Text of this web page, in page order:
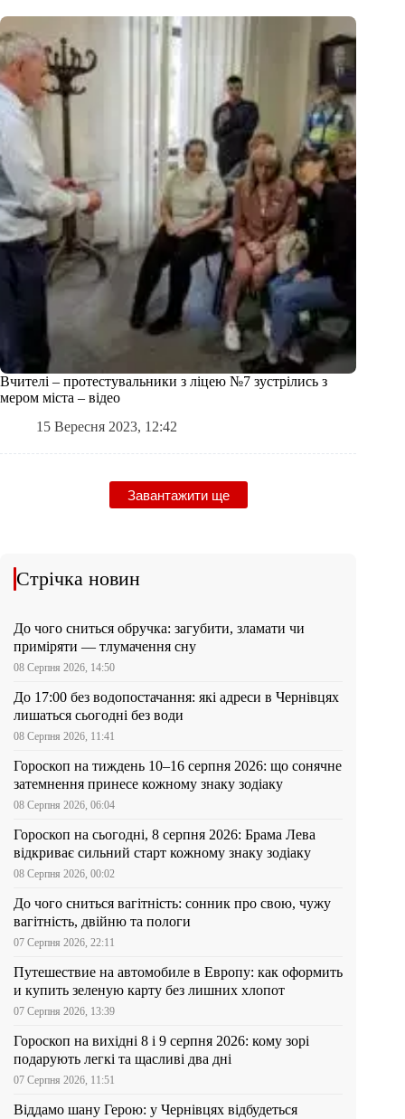
Вчителі – протестувальники з ліцею №7 зустрілись з
мером міста – відео
15 Вересня 2023, 12:42
Завантажити ще
Стрічка новин
До чого сниться обручка: загубити, зламати чи
приміряти — тлумачення сну
08 Серпня 2026, 14:50
До 17:00 без водопостачання: які адреси в Чернівцях
лишаться сьогодні без води
08 Серпня 2026, 11:41
Гороскоп на тиждень 10–16 серпня 2026: що сонячне
затемнення принесе кожному знаку зодіаку
08 Серпня 2026, 06:04
Гороскоп на сьогодні, 8 серпня 2026: Брама Лева
відкриває сильний старт кожному знаку зодіаку
08 Серпня 2026, 00:02
До чого сниться вагітність: сонник про свою, чужу
вагітність, двійню та пологи
07 Серпня 2026, 22:11
Путешествие на автомобиле в Европу: как оформить
и купить зеленую карту без лишних хлопот
07 Серпня 2026, 13:39
Гороскоп на вихідні 8 і 9 серпня 2026: кому зорі
подарують легкі та щасливі два дні
07 Серпня 2026, 11:51
Віддамо шану Герою: у Чернівцях відбудеться